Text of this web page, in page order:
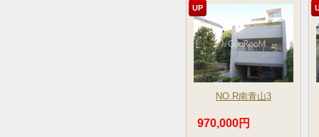
UP
NO.R南青山3
970,000円